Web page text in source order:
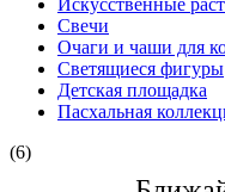
Искусственные
Свечи
Очаги и чаши для
Светящиеся фигуры
Детская площадка
Пасхальная
(6)